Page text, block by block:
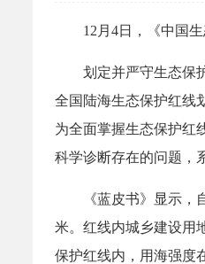
12月4日，《中国
划定并严守生态保
全国陆海生态保护红线
为全面掌握生态保护红
科学诊断存在的问题，
《蓝皮书》显示
米。红线内城乡建设用
保护红线内，用海强度